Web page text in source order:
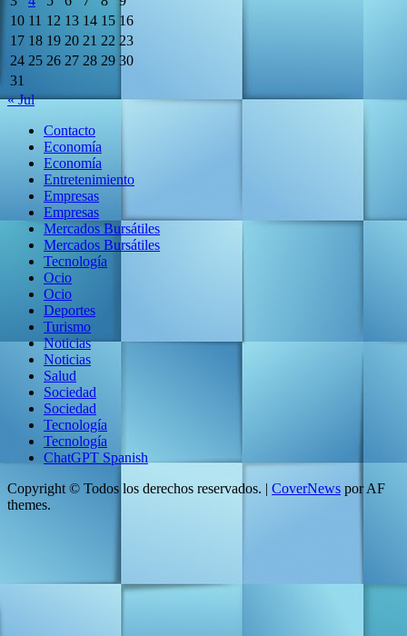
10 11 12 13 14 15 16
17 18 19 20 21 22 23
24 25 26 27 28 29 30
31
« Jul
Contacto
Economía
Economía
Entretenimiento
Empresas
Empresas
Mercados Bursátiles
Mercados Bursátiles
Tecnología
Ocio
Ocio
Deportes
Turismo
Noticias
Noticias
Salud
Sociedad
Sociedad
Tecnología
Tecnología
ChatGPT Spanish
Copyright © Todos los derechos reservados. | CoverNews por AF
themes.